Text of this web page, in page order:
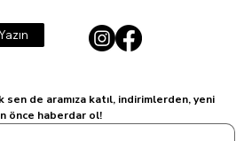
de aramıza katıl, indirimlerden, yeni
önce haberdar ol!